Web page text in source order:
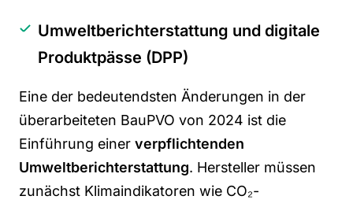
Umweltberichterstattung und digitale
Produktpässe (DPP)
Eine der bedeutendsten Änderungen in der
überarbeiteten BauPVO von 2024 ist die
Einführung einer verpflichtenden
Umweltberichterstattung. Hersteller müssen
zunächst Klimaindikatoren wie CO₂-